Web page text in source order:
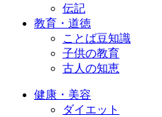
伝記
教育・道徳
ことば豆知識
子供の教育
古人の知恵
健康・美容
ダイエット